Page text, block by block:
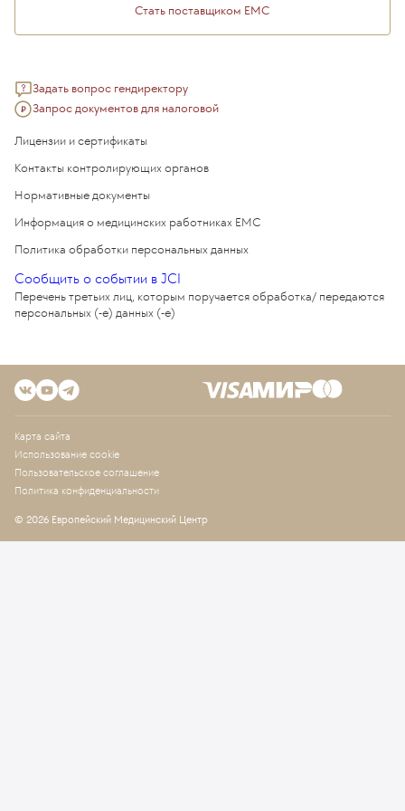
Стать поставщиком ЕМС
Задать вопрос гендиректору
Запрос документов для налоговой
Лицензии и сертификаты
Контакты контролирующих органов
Нормативные документы
Информация о медицинских работниках EMC
Политика обработки персональных данных
Сообщить о событии в JCI
Перечень третьих лиц, которым поручается обработка/ передаются
персональных (-е) данных (-е)
Карта сайта
Использование cookie
Пользовательское соглашение
Политика конфиденциальности
© 2026 Европейский Медицинский Центр